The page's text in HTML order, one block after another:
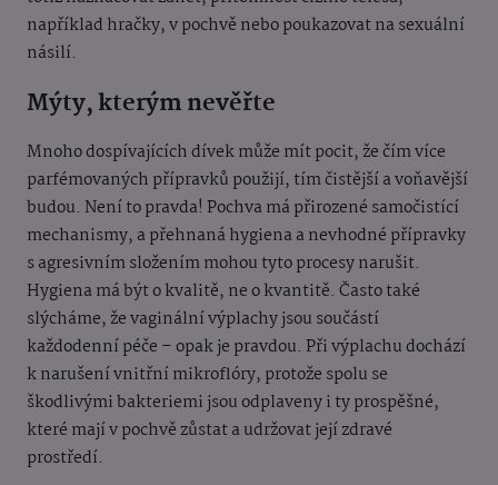
například hračky, v pochvě nebo poukazovat na sexuální
násilí.
Mýty, kterým nevěřte
Mnoho dospívajících dívek může mít pocit, že čím více
parfémovaných přípravků použijí, tím čistější a voňavější
budou. Není to pravda! Pochva má přirozené samočistící
mechanismy, a přehnaná hygiena a nevhodné přípravky
s agresivním složením mohou tyto procesy narušit.
Hygiena má být o kvalitě, ne o kvantitě. Často také
slýcháme, že vaginální výplachy jsou součástí
každodenní péče – opak je pravdou. Při výplachu dochází
k narušení vnitřní mikroflóry, protože spolu se
škodlivými bakteriemi jsou odplaveny i ty prospěšné,
které mají v pochvě zůstat a udržovat její zdravé
prostředí.